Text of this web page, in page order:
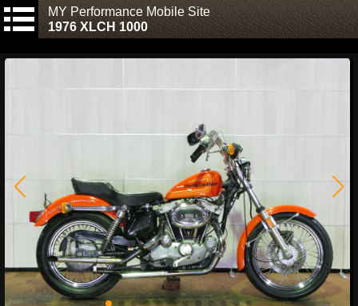
MY Performance Mobile Site
1976 XLCH 1000